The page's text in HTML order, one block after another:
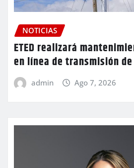
NOTICIAS
ETED realizará
en línea de transmisión
admin Ago 7, 2026